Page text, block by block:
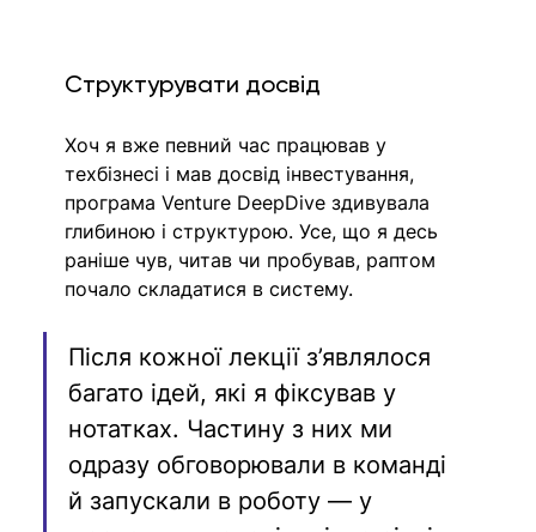
Структурувати досвід
Хоч я вже певний час працював у
техбізнесі і мав досвід інвестування,
програма Venture DeepDive здивувала
глибиною і структурою. Усе, що я десь
раніше чув, читав чи пробував, раптом
почало складатися в систему.
Після кожної лекції з’являлося
багато ідей, які я фіксував у
нотатках. Частину з них ми
одразу обговорювали в команді
й запускали в роботу — у